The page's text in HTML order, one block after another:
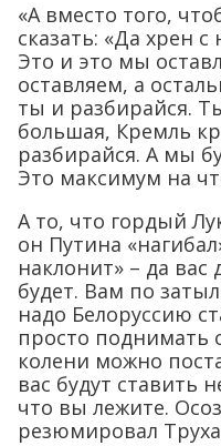
«А вместо того,
сказать: «Да хрен
Это и это мы
оставляем, а
ты и разбирайся.
большая, Кремль
разбирайся. А мы
Это максимум на
А то, что гордый
он Путина
наклонит» – да
будет. Вам по
надо Белоруссию
просто поднимать
колени можно
вас будут ставить
что вы лежите.
резюмировал